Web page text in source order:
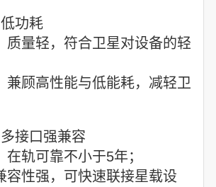
功耗
质量轻，符合卫星对设备的轻
兼顾高性能与低能耗，减轻卫
接口强兼容
轨可靠不小于5年；
容性强，可快速联接星载设